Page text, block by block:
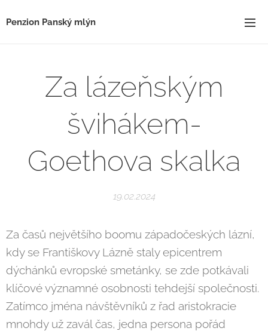
Penzion Panský mlýn
Za lázeňským
švihákem-
Goethova skalka
19.02.2024
Za časů největšího boomu západočeských lázní,
kdy se Františkovy Lázně staly epicentrem
dýchánků evropské smetánky, se zde potkávali
klíčové významné osobnosti tehdejší společnosti.
Zatímco jména návštěvníků z řad aristokracie
mnohdy už zavál čas, jedna persona pořád